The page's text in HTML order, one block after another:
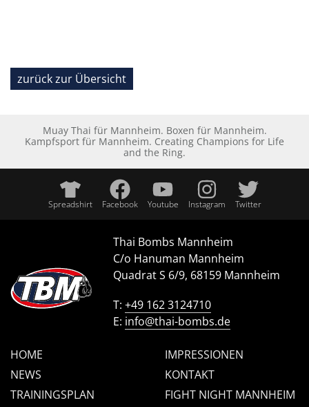
zurück zur Übersicht
Muay Thai für Mannheim. Boxen für Mannheim.
Kampfsport für Mannheim. Creating Champions for Life
and the Ring.
Spreadshirt Facebook Youtube Instagram Twitter
Thai Bombs Mannheim
C/o Hanuman Mannheim
Quadrat S 6/9, 68159 Mannheim
T:+49 162 3124710
E: info@thai-bombs.de
HOME
NEWS
TRAININGSPLAN
IMPRESSIONEN
KONTAKT
FIGHT NIGHT MANNHEIM